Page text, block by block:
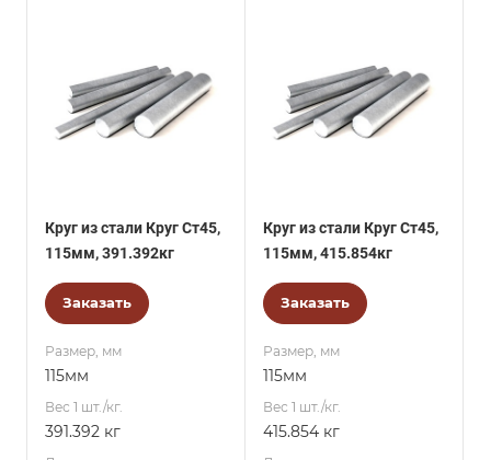
Круг из стали Круг Ст45,
115мм, 391.392кг
Заказать
Размер, мм
115мм
Вес 1 шт./кг.
391.392 кг
Круг из стали Круг Ст45,
115мм, 415.854кг
Заказать
Размер, мм
115мм
Вес 1 шт./кг.
415.854 кг